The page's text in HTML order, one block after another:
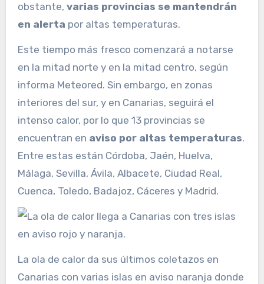
obstante, varias provincias se mantendrán
en alerta por altas temperaturas.
Este tiempo más fresco comenzará a notarse
en la mitad norte y en la mitad centro, según
informa Meteored. Sin embargo, en zonas
interiores del sur, y en Canarias, seguirá el
intenso calor, por lo que 13 provincias se
encuentran en aviso por altas temperaturas.
Entre estas están Córdoba, Jaén, Huelva,
Málaga, Sevilla, Ávila, Albacete, Ciudad Real,
Cuenca, Toledo, Badajoz, Cáceres y Madrid.
La ola de calor da sus últimos coletazos en
Canarias con varias islas en aviso naranja donde